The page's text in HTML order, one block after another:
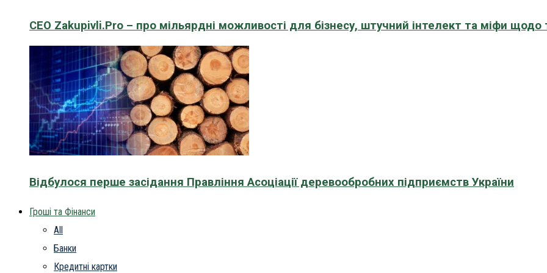
CEO Zakupivli.Pro – про мільярдні можливості для бізнесу, штучний інтелект та міфи щодо
Відбулося перше засідання Правління Асоціації деревообробних підприємств України
Гроші та Фінанси
All
Банки
Кредитні картки